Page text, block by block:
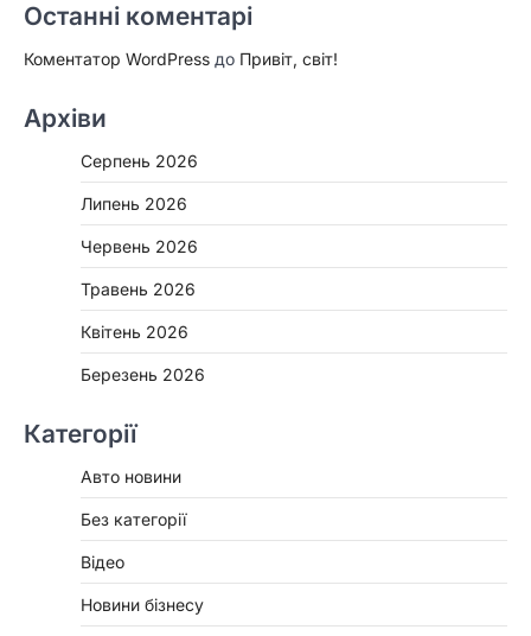
Останні коментарі
Коментатор WordPress до Привіт, світ!
Архіви
Серпень 2026
Липень 2026
Червень 2026
Травень 2026
Квітень 2026
Березень 2026
Категорії
Авто новини
Без категорії
Відео
Новини бізнесу